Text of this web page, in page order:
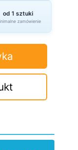
od 1 sztuki
zamówienie